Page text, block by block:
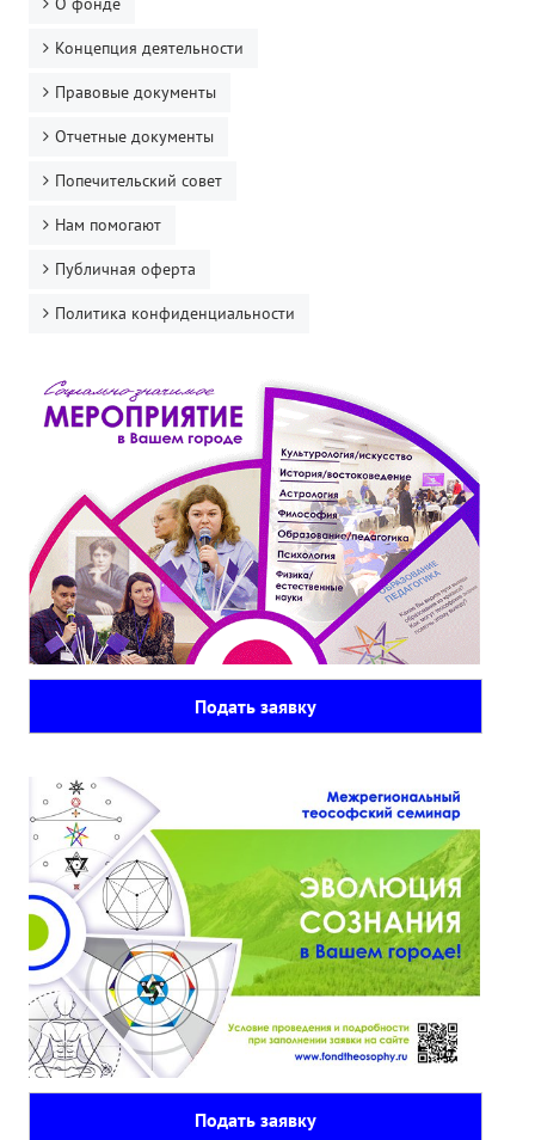
Концепция деятельности
Правовые документы
Отчетные документы
Попечительский совет
Нам помогают
Публичная оферта
Политика конфиденциальности
Подать заявку
Подать заявку